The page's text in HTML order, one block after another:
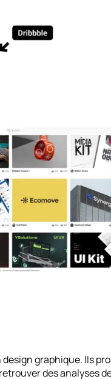
design graphique. Ils
des analyses